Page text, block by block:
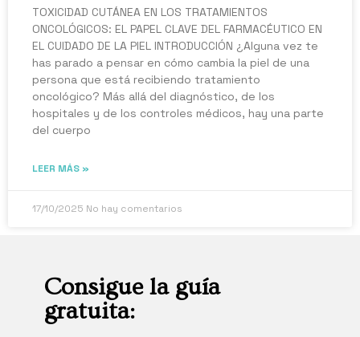
TOXICIDAD CUTÁNEA EN LOS TRATAMIENTOS
ONCOLÓGICOS: EL PAPEL CLAVE DEL FARMACÉUTICO EN
EL CUIDADO DE LA PIEL INTRODUCCIÓN ¿Alguna vez te
has parado a pensar en cómo cambia la piel de una
persona que está recibiendo tratamiento
oncológico? Más allá del diagnóstico, de los
hospitales y de los controles médicos, hay una parte
del cuerpo
LEER MÁS »
17/10/2025 No hay comentarios
Consigue la guía
gratuita: